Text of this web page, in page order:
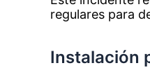
regulares para
Instalación